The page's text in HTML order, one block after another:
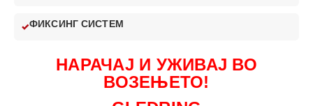
ФИКСИНГ СИСТЕМ
НАРАЧАЈ И УЖИВАЈ ВО
ВОЗЕЊЕТО!